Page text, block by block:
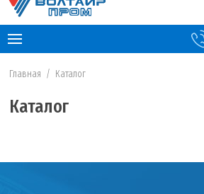
Главная / Каталог
Каталог